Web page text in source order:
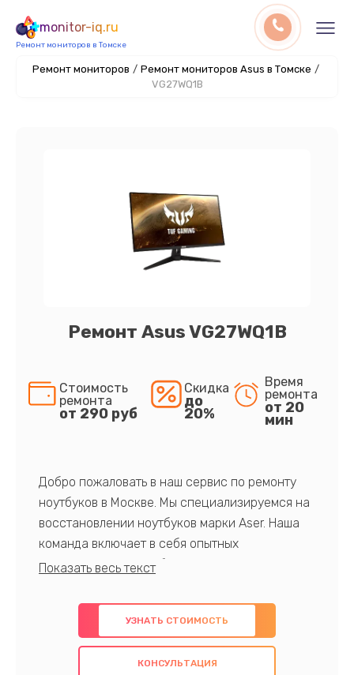
monitor-iq.ru
Ремонт мониторов в Томске
Ремонт мониторов / Ремонт мониторов Asus в Томске /
VG27WQ1B
Ремонт Asus VG27WQ1B
Стоимость
ремонта
от 290 руб
Скидка
до
20%
Время
ремонта
от 20
мин
Добро пожаловать в наш сервис по ремонту
ноутбуков в Москве. Мы специализируемся на
восстановлении ноутбуков марки Aser. Наша
команда включает в себя опытных
профессионалов с обширными знаниями и
предлагаем быстрый и качественный ремонт с
использованием оригинальных компонентов, а
также гарантируем качество всех
проведенных работ. Наша цель - предоставить
УЗНАТЬ СТОИМОСТЬ
КОНСУЛЬТАЦИЯ